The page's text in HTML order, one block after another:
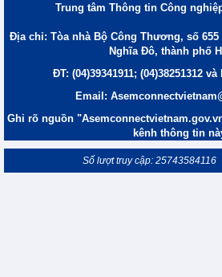
Trung tâm Thông tin Công
Địa chỉ: Tòa nhà Bộ Công Thương, số
Nghĩa Đô, thành phố
ĐT: (04)39341911; (04)38251312 và
Email:
Ghi rõ nguồn
kênh thông tin
Số lượt truy cập: 25743584116